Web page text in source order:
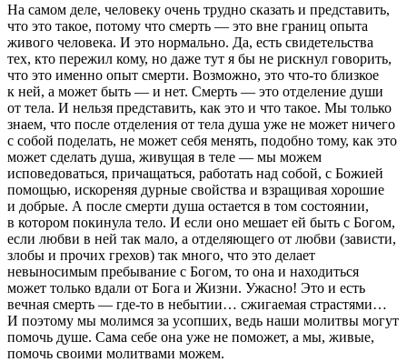
На самом деле, человеку очень трудно сказать и представить,
что это такое, потому что смерть — это вне границ опыта
живого человека. И это нормально. Да, есть свидетельства
тех, кто пережил кому, но даже тут я бы не рискнул говорить,
что это именно опыт смерти. Возможно, это что-то близкое
к ней, а может быть — и нет. Смерть — это отделение души
от тела. И нельзя представить, как это и что такое. Мы только
знаем, что после отделения от тела душа уже не может ничего
с собой поделать, не может себя менять, подобно тому, как это
может сделать душа, живущая в теле — мы можем
исповедоваться, причащаться, работать над собой, с Божией
помощью, искореняя дурные свойства и взращивая хорошие
и добрые. А после смерти душа остается в том состоянии,
в котором покинула тело. И если оно мешает ей быть с Богом,
если любви в ней так мало, а отделяющего от любви (зависти,
злобы и прочих грехов) так много, что это делает
невыносимым пребывание с Богом, то она и находиться
может только вдали от Бога и Жизни. Ужасно! Это и есть
вечная смерть — где-то в небытии… сжигаемая страстями…
И поэтому мы молимся за усопших, ведь наши молитвы могут
помочь душе. Сама себе она уже не поможет, а мы, живые,
помочь своими молитвами можем.